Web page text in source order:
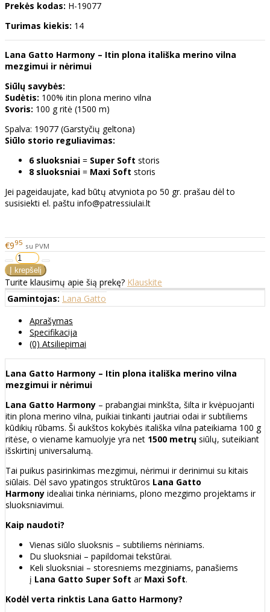
Prekės kodas: H-19077
Turimas kiekis: 14
Lana Gatto Harmony – Itin plona itališka merino vilna
mezgimui ir nėrimui
Siūlų savybės:
Sudėtis: 100% itin plona merino vilna
Svoris: 100 g ritė (1500 m)
Spalva: 19077 (Garstyčių geltona)
Siūlo storio reguliavimas:
6 sluoksniai = Super Soft storis
8 sluoksniai = Maxi Soft storis
Jei pageidaujate, kad būtų atvyniota po 50 gr. prašau dėl to
susisiekti el. paštu info@patressiulai.lt
€995 su PVM
Turite klausimų apie šią prekę? Klauskite
Gamintojas: Lana Gatto
Aprašymas
Specifikacija
(0) Atsiliepimai
Lana Gatto Harmony – Itin plona itališka merino vilna
mezgimui ir nėrimui
Lana Gatto Harmony – prabangiai minkšta, šilta ir kvėpuojanti
itin plona merino vilna, puikiai tinkanti jautriai odai ir subtiliems
kūdikių rūbams. Ši aukštos kokybės itališka vilna pateikiama 100 g
ritėse, o viename kamuolyje yra net 1500 metrų siūlų, suteikiant
išskirtinį universalumą.
Tai puikus pasirinkimas mezgimui, nėrimui ir derinimui su kitais
siūlais. Dėl savo ypatingos struktūros Lana Gatto
Harmony idealiai tinka nėriniams, plono mezgimo projektams ir
sluoksniavimui.
Kaip naudoti?
Vienas siūlo sluoksnis – subtiliems nėriniams.
Du sluoksniai – papildomai tekstūrai.
Keli sluoksniai – storesniems mezginiams, panašiems
į Lana Gatto Super Soft ar Maxi Soft.
Kodėl verta rinktis Lana Gatto Harmony?